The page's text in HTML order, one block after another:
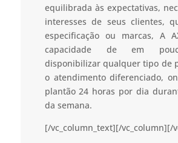
equilibrada às expectativas,
interesses de seus clientes,
especificação ou marcas, A
capacidade de em
disponibilizar qualquer tipo de
o atendimento diferenciado,
plantão 24 horas por dia
da semana.
[/vc_column_text][/vc_column][/